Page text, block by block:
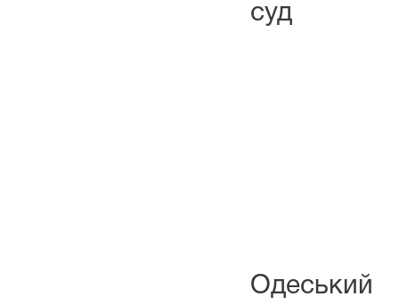
суд
Одеський